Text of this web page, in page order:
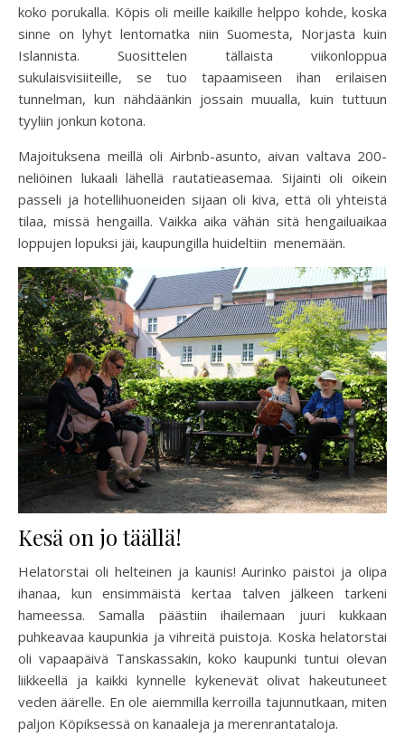
koko porukalla. Köpis oli meille kaikille helppo kohde, koska
sinne on lyhyt lentomatka niin Suomesta, Norjasta kuin
Islannista. Suosittelen tällaista viikonloppua
sukulaisvisiiteille, se tuo tapaamiseen ihan erilaisen
tunnelman, kun nähdäänkin jossain muualla, kuin tuttuun
tyyliin jonkun kotona.
Majoituksena meillä oli Airbnb-asunto, aivan valtava 200-
neliöinen lukaali lähellä rautatieasemaa. Sijainti oli oikein
passeli ja hotellihuoneiden sijaan oli kiva, että oli yhteistä
tilaa, missä hengailla. Vaikka aika vähän sitä hengailuaikaa
loppujen lopuksi jäi, kaupungilla huideltiin menemään.
Kesä on jo täällä!
Helatorstai oli helteinen ja kaunis! Aurinko paistoi ja olipa
ihanaa, kun ensimmäistä kertaa talven jälkeen tarkeni
hameessa. Samalla päästiin ihailemaan juuri kukkaan
puhkeavaa kaupunkia ja vihreitä puistoja. Koska helatorstai
oli vapaapäivä Tanskassakin, koko kaupunki tuntui olevan
liikkeellä ja kaikki kynnelle kykenevät olivat hakeutuneet
veden äärelle. En ole aiemmilla kerroilla tajunnutkaan, miten
paljon Köpiksessä on kanaaleja ja merenrantataloja.